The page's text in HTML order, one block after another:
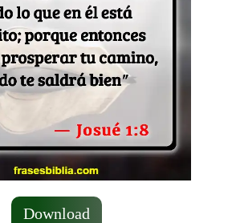
Download